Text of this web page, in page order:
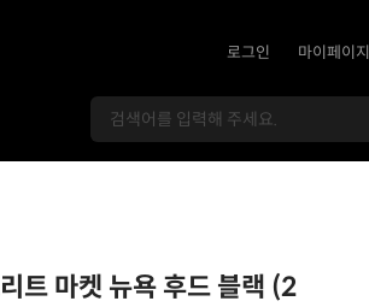
로그인 마이페이지
트 마켓 뉴욕 후드 블랙 (2